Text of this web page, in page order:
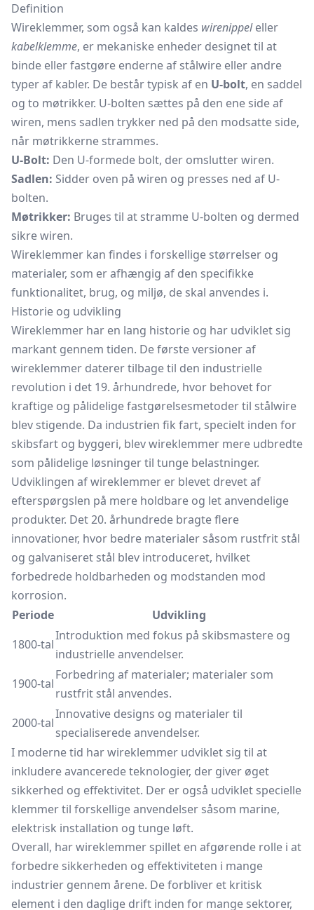
Definition
Wireklemmer, som også kan kaldes wirenippeleller
kabelklemme, er mekaniske enheder designet til at
binde eller fastgøre enderne af stålwire eller andre
typer af kabler. De består typisk af en U-bolt, en saddel
og to møtrikker. U-bolten sættes på den ene side af
wiren, mens sadlen trykker ned på den modsatte side,
når møtrikkerne strammes.
U-Bolt: Den U-formede bolt, der omslutter wiren.
Sadlen: Sidder oven på wiren og presses ned af U-
bolten.
Møtrikker: Bruges til at stramme U-bolten og dermed
sikre wiren.
Wireklemmer kan findes i forskellige størrelser og
materialer, som er afhængig af den specifikke
funktionalitet, brug, og miljø, de skal anvendes i.
Historie og udvikling
Wireklemmer har en lang historie og har udviklet sig
markant gennem tiden. De første versioner af
wireklemmer daterer tilbage til den industrielle
revolution i det 19. århundrede, hvor behovet for
kraftige og pålidelige fastgørelsesmetoder til stålwire
blev stigende. Da industrien fik fart, specielt inden for
skibsfart og byggeri, blev wireklemmer mere udbredte
som pålidelige løsninger til tunge belastninger.
Udviklingen af wireklemmer er blevet drevet af
efterspørgslen på mere holdbare og let anvendelige
produkter. Det 20. århundrede bragte flere
innovationer, hvor bedre materialer såsom rustfrit stål
og galvaniseret stål blev introduceret, hvilket
forbedrede holdbarheden og modstanden mod
korrosion.
Periode
Udvikling
1800-tal
Introduktion med fokus på skibsmastere og
industrielle anvendelser.
1900-tal
Forbedring af materialer; materialer som
rustfrit stål anvendes.
2000-tal
Innovative designs og materialer til
specialiserede anvendelser.
I moderne tid har wireklemmer udviklet sig til at
inkludere avancerede teknologier, der giver øget
sikkerhed og effektivitet. Der er også udviklet specielle
klemmer til forskellige anvendelser såsom marine,
elektrisk installation og tunge løft.
Overall, har wireklemmer spillet en afgørende rolle i at
forbedre sikkerheden og effektiviteten i mange
industrier gennem årene. De forbliver et kritisk
element i den daglige drift inden for mange sektorer,